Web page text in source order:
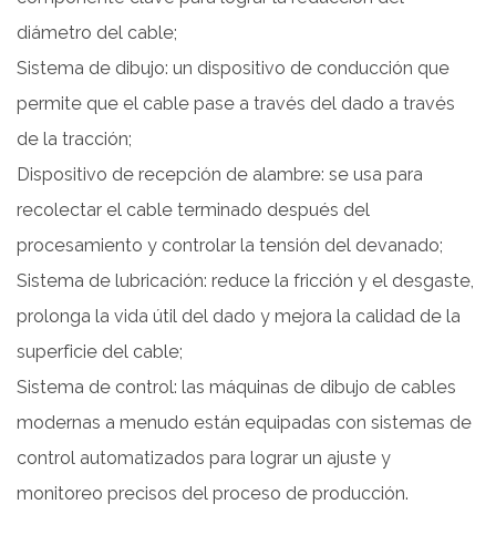
diámetro del cable;
Sistema de dibujo: un dispositivo de conducción que
permite que el cable pase a través del dado a través
de la tracción;
Dispositivo de recepción de alambre: se usa para
recolectar el cable terminado después del
procesamiento y controlar la tensión del devanado;
Sistema de lubricación: reduce la fricción y el desgaste,
prolonga la vida útil del dado y mejora la calidad de la
superficie del cable;
Sistema de control: las máquinas de dibujo de cables
modernas a menudo están equipadas con sistemas de
control automatizados para lograr un ajuste y
monitoreo precisos del proceso de producción.